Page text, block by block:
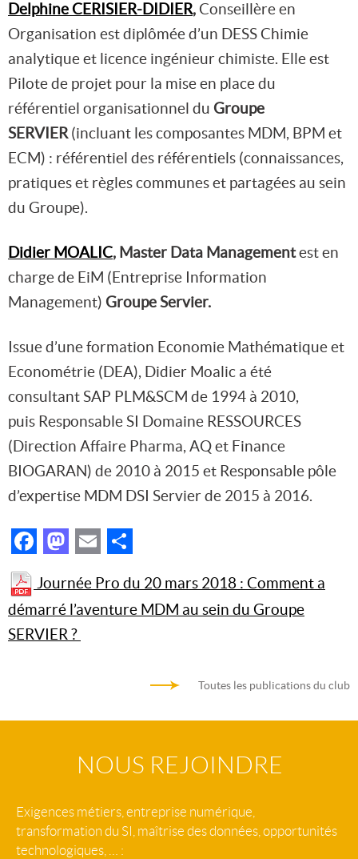
Delphine CERISIER-DIDIER, Conseillère en
Organisation est diplômée d’un DESS Chimie
analytique et licence ingénieur chimiste. Elle est
Pilote de projet pour la mise en place du
référentiel organisationnel du Groupe
SERVIER (incluant les composantes MDM, BPM et
ECM) : référentiel des référentiels (connaissances,
pratiques et règles communes et partagées au sein
du Groupe).
Didier MOALIC, Master Data Managementest en
charge de EiM (Entreprise Information
Management) Groupe Servier.
Issue d’une formation Economie Mathématique et
Econométrie (DEA), Didier Moalic a été
consultant SAP PLM&SCM de 1994 à 2010,
puis Responsable SI Domaine RESSOURCES
(Direction Affaire Pharma, AQ et Finance
BIOGARAN) de 2010 à 2015 et Responsable pôle
d’expertise MDM DSI Servier de 2015 à 2016.
Facebook
Mastodon
Email
Journée Pro du 20 mars 2018 : Comment a
démarré l’aventure MDM au sein du Groupe
SERVIER ?
Toutes les publications du club
NOUS REJOINDRE
Exigences métiers, entreprise numérique,
transformation du SI, maîtrise des données, opportunités
technologiques, … :